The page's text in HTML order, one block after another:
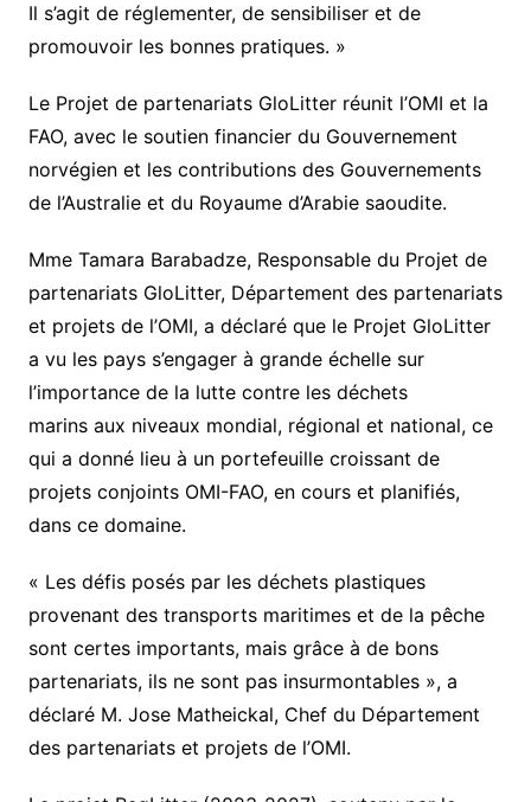
Il s’agit de réglementer, de sensibiliser et de
promouvoir les bonnes pratiques. »
Le Projet de partenariats GloLitter réunit l’OMI et la
FAO, avec le soutien financier du Gouvernement
norvégien et les contributions des Gouvernements
de l’Australie et du Royaume d’Arabie saoudite.
Mme Tamara Barabadze, Responsable du Projet de
partenariats GloLitter, Département des partenariats
et projets de l’OMI, a déclaré que le Projet GloLitter
a vu les pays s’engager à grande échelle sur
l’importance de la lutte contre les déchets
marins aux niveaux mondial, régional et national, ce
qui a donné lieu à un portefeuille croissant de
projets conjoints OMI-FAO, en cours et planifiés,
dans ce domaine.
« Les défis posés par les déchets plastiques
provenant des transports maritimes et de la pêche
sont certes importants, mais grâce à de bons
partenariats, ils ne sont pas insurmontables », a
déclaré M. Jose Matheickal, Chef du Département
des partenariats et projets de l’OMI.